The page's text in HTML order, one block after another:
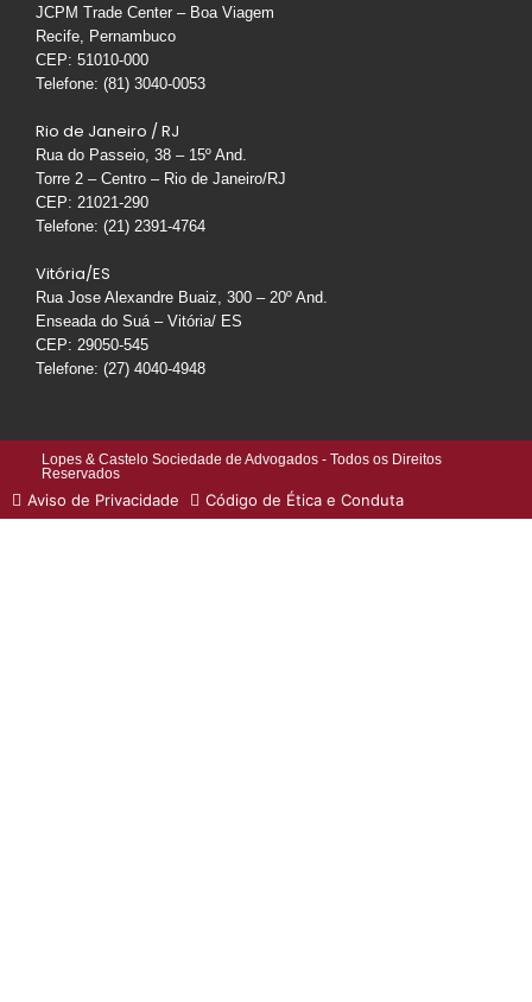
JCPM Trade Center – Boa Viagem
Recife, Pernambuco
CEP: 51010-000
Telefone: (81) 3040-0053
Rio de Janeiro / RJ
Rua do Passeio, 38 – 15º And.
Torre 2 – Centro – Rio de Janeiro/RJ
CEP: 21021-290
Telefone: (21) 2391-4764
Vitória/ES
Rua Jose Alexandre Buaiz, 300 – 20º And.
Enseada do Suá – Vitória/ ES
CEP: 29050-545
Telefone: (27) 4040-4948
Lopes & Castelo Sociedade de Advogados - Todos os Direitos
Reservados
Aviso de Privacidade Código de Ética e Conduta